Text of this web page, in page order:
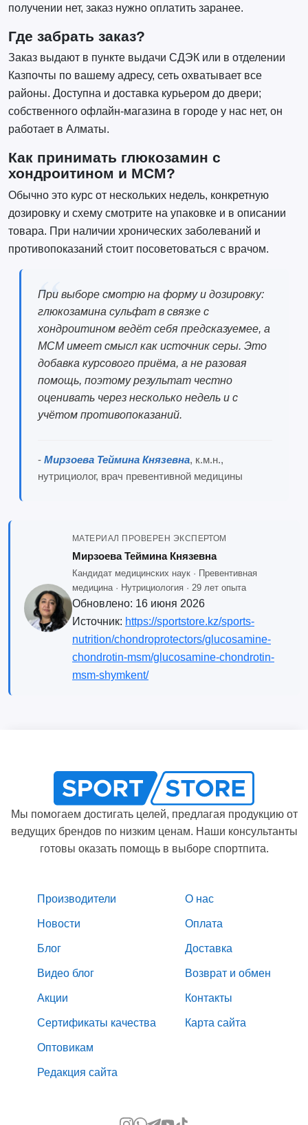
получении нет, заказ нужно оплатить заранее.
Где забрать заказ?
Заказ выдают в пункте выдачи СДЭК или в отделении
Казпочты по вашему адресу, сеть охватывает все
районы. Доступна и доставка курьером до двери;
собственного офлайн-магазина в городе у нас нет, он
работает в Алматы.
Как принимать глюкозамин с
хондроитином и МСМ?
Обычно это курс от нескольких недель, конкретную
дозировку и схему смотрите на упаковке и в описании
товара. При наличии хронических заболеваний и
противопоказаний стоит посоветоваться с врачом.
При выборе смотрю на форму и дозировку:
глюкозамина сульфат в связке с
хондроитином ведёт себя предсказуемее, а
МСМ имеет смысл как источник серы. Это
добавка курсового приёма, а не разовая
помощь, поэтому результат честно
оценивать через несколько недель и с
учётом противопоказаний.
- Мирзоева Теймина Князевна, к.м.н.,
нутрициолог, врач превентивной медицины
МАТЕРИАЛ ПРОВЕРЕН ЭКСПЕРТОМ
Мирзоева Теймина Князевна
Кандидат медицинских наук · Превентивная
медицина · Нутрициология · 29 лет опыта
Обновлено: 16 июня 2026
Источник: https://sportstore.kz/sports-
nutrition/chondroprotectors/glucosamine-
chondrotin-msm/glucosamine-chondrotin-
msm-shymkent/
Мы помогаем достигать целей, предлагая продукцию от
ведущих брендов по низким ценам. Наши консультанты
готовы оказать помощь в выборе спортпита.
Производители
Новости
Блог
Видео блог
Акции
Сертификаты качества
Оптовикам
Редакция сайта
О нас
Оплата
Доставка
Возврат и обмен
Контакты
Карта сайта